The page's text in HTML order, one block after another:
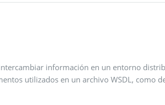
información en un entorno
utilizados en un archivo WSDL, como